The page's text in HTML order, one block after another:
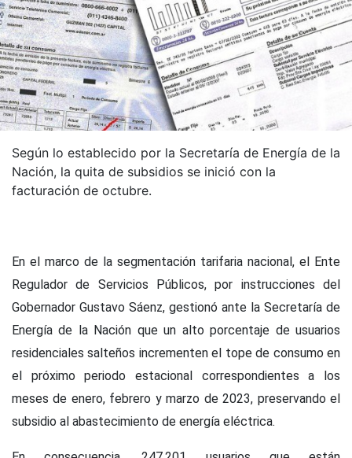
Según lo establecido por la Secretaría de Energía de la
Nación, la quita de subsidios se inició con la
facturación de octubre.
En el marco de la segmentación tarifaria nacional, el Ente
Regulador de Servicios Públicos, por instrucciones del
Gobernador Gustavo Sáenz, gestionó ante la Secretaría de
Energía de la Nación que un alto porcentaje de usuarios
residenciales salteños incrementen el tope de consumo en
el próximo periodo estacional correspondientes a los
meses de enero, febrero y marzo de 2023, preservando el
subsidio al abastecimiento de energía eléctrica.